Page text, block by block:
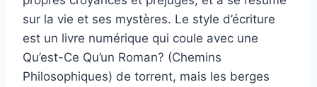
sur la vie et ses mystères. Le style d’écriture
est un livre numérique qui coule avec une
Qu’est-Ce Qu’un Roman? (Chemins
Philosophiques) de torrent, mais les berges